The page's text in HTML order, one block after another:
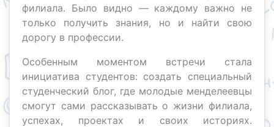
филиала. Было видно — каждому важно не
только получить знания, но и найти свою
дорогу в профессии.
Особенным моментом встречи стала
инициатива студентов: создать специальный
студенческий блог, где молодые менделеевцы
смогут сами рассказывать о жизни филиала,
успехах, проектах и своих историях.